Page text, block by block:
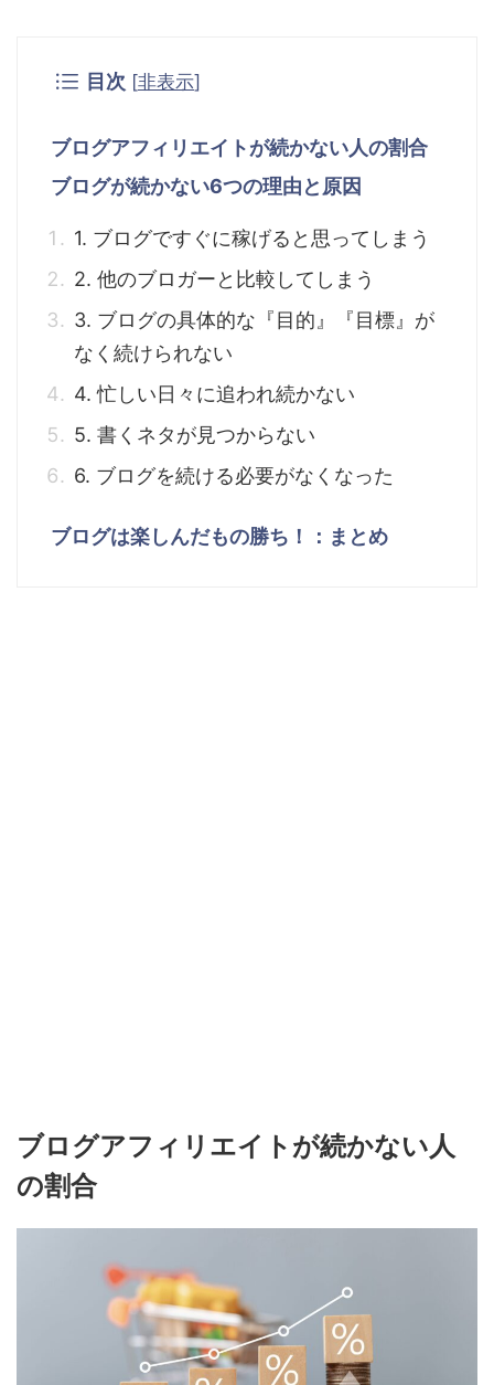
目次 [非表示]
ブログアフィリエイトが続かない人の割合
ブログが続かない6つの理由と原因
1. ブログですぐに稼げると思ってしまう
2. 他のブロガーと比較してしまう
3. ブログの具体的な『目的』『目標』が
なく続けられない
4. 忙しい日々に追われ続かない
5. 書くネタが見つからない
6. ブログを続ける必要がなくなった
ブログは楽しんだもの勝ち！：まとめ
ブログアフィリエイトが続かない人
の割合